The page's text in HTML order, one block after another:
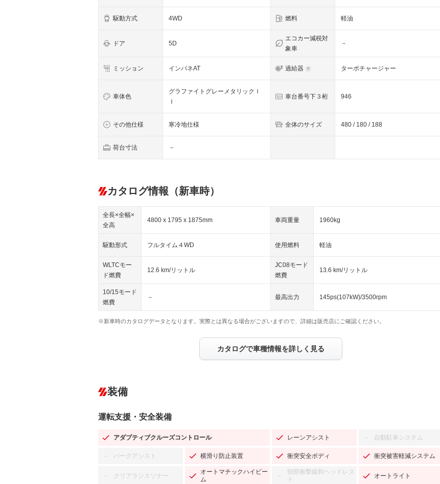
駆動方式 4WD 燃料 軽油
ドア 5D
エコカー減税対
象車
－
ミッション インパネAT 過給器 ターボチャージャー
車体色
グラファイトグレーメタリックＩ
Ｉ
車台番号下３桁 946
その他仕様 寒冷地仕様 全体のサイズ 480 / 180 / 188
荷台寸法 －
カタログ情報（新車時）
全長×全幅×
全高
4800 x 1795 x 1875mm 車両重量 1960kg
駆動形式 フルタイム４WD 使用燃料 軽油
WLTCモー
ド燃費
12.6 km/リットル
JC08モード
燃費
13.6 km/リットル
10/15モード
燃費
－ 最高出力 145ps(107kW)/3500rpm
※新車時のカタログデータとなります。実際とは異なる場合がございますので、詳細は販売店にご確認ください。
カタログで車種情報を詳しく見る
装備
運転支援・安全装備
アダプティブクルーズコントロール レーンアシスト － 自動駐車システム
－ パークアシスト 横滑り防止装置 衝突安全ボディ 衝突被害軽減システム
－ クリアランスソナー
オートマチックハイビー
ム
－
頸部衝撃緩和ヘッドレス
ト
オートライト